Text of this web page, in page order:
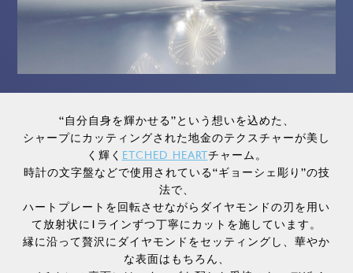
“自分自身を輝かせる”という想いを込めた、
シャープにカッティングされた地金のテクスチャーが美し
く輝く ETCHED HEARTチャーム。
時計の文字盤などで使用されている“ギョーシェ彫り”の技
法で、
ハートプレートを回転させながらダイヤモンドの刃を用い
て放射状に1ラインずつ丁寧にカットを施しています。
縁に沿って贅沢にダイヤモンドをセッティングし、華やか
な表面はもちろん、